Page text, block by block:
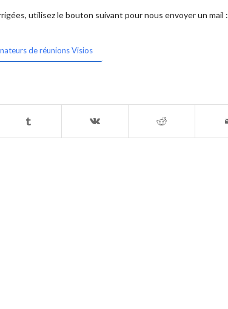
utilisez le bouton suivant pour nous envoyer un mail :
de réunions Visios